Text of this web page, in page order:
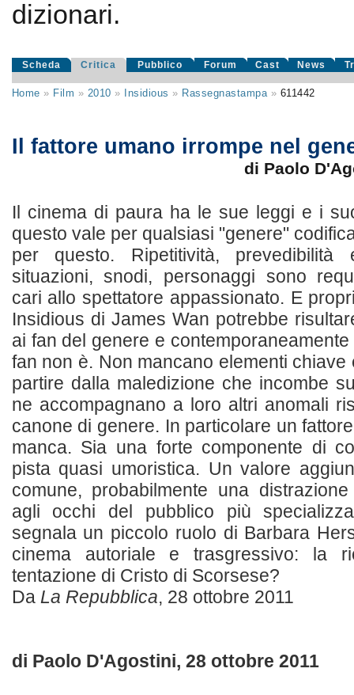
dizionari.
Scheda Critica Pubblico Forum Cast News
Home » Film » 2010 » Insidious » Rassegnastampa» 611442
Il fattore umano irrompe nel
di Paolo
Il cinema di paura ha le sue leggi e i
questo vale per qualsiasi "genere"
per questo. Ripetitività, prevedibilità
situazioni, snodi, personaggi sono
cari allo spettatore appassionato. E
Insidious di James Wan potrebbe
ai fan del genere e
fan non è. Non mancano elementi
partire dalla maledizione che incombe
ne accompagnano a loro altri anomali
canone di genere. In particolare un
manca. Sia una forte componente di
pista quasi umoristica. Un valore
comune, probabilmente una
agli occhi del pubblico più
segnala un piccolo ruolo di Barbara
cinema autoriale e trasgressivo: la
tentazione di Cristo di Scorsese?
Da La Repubblica, 28 ottobre 2011
di Paolo D'Agostini, 28 ottobre 2011